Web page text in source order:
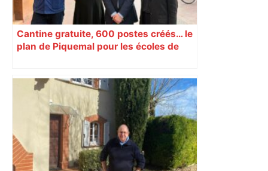
Cantine gratuite, 600 postes créés… le
plan de Piquemal pour les écoles de